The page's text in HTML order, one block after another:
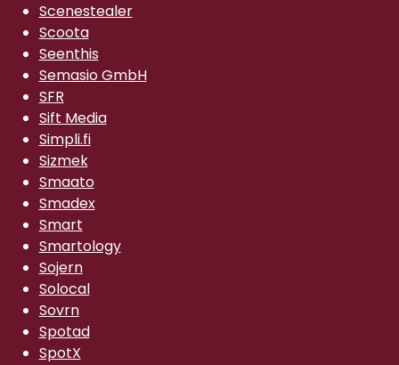
Scenestealer
Scoota
Seenthis
Semasio GmbH
SFR
Sift Media
Simpli.fi
Sizmek
Smaato
Smadex
Smart
Smartology
Sojern
Solocal
Sovrn
Spotad
SpotX